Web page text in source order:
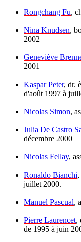
Rongchang Fu,
Nina Knudsen,
2002
Geneviève
2001
Kaspar Peter, dr.
d'août 1997 à
Nicolas Simon,
Julia De Castro
décembre 2000
Nicolas Fellay,
Ronaldo Bianchi
juillet 2000.
Manuel Pascual,
Pierre Laurencet,
de 1995 à juin